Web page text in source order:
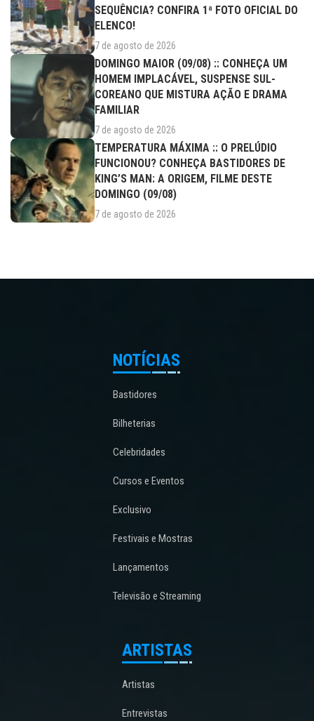
SEQUÊNCIA? CONFIRA 1ª FOTO OFICIAL DO
ELENCO!
7 de agosto de 2026
DOMINGO MAIOR (09/08) :: CONHEÇA UM
HOMEM IMPLACÁVEL, SUSPENSE SUL-
COREANO QUE MISTURA AÇÃO E DRAMA
FAMILIAR
7 de agosto de 2026
TEMPERATURA MÁXIMA :: O PRELÚDIO
FUNCIONOU? CONHEÇA BASTIDORES DE
KING’S MAN: A ORIGEM, FILME DESTE
DOMINGO (09/08)
7 de agosto de 2026
NOTÍCIAS
Bastidores
Bilheterias
Celebridades
Cursos e Eventos
Exclusivo
Festivais e Mostras
Lançamentos
Televisão e Streaming
ARTISTAS
Artistas
Entrevistas